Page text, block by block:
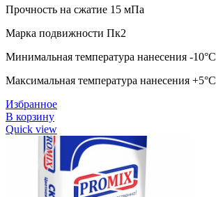
Прочность на сжатие 15 мПа
Марка подвижности Пк2
Минимальная температура нанесения -10°C
Максимальная температура нанесения +5°C
Избранное
В корзину
Quick view